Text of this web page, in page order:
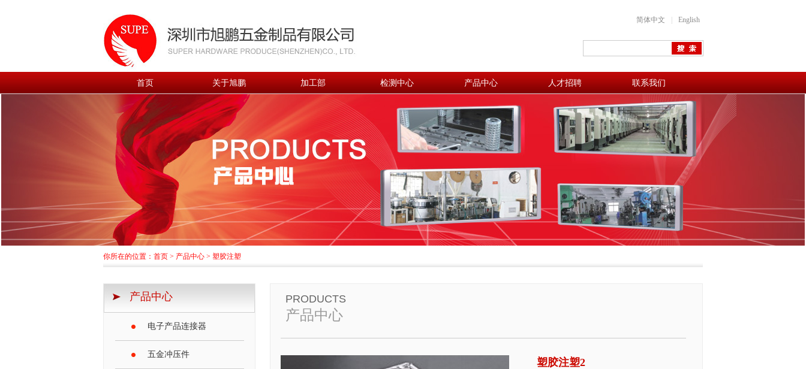
简体中文 English
首页 关于旭鹏 加工部 检测中心 产品中心 人才招聘 联系我们
你所在的位置： 首页 > 产品中心 > 塑胶注塑
产品中心
电子产品连接器
五金冲压件
PRODUCTS
产品中心
塑胶注塑2